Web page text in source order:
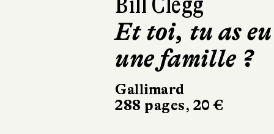
Et toi, tu as eu
une famille ?
Gallimard
288 pages, 20 €
Voici
300